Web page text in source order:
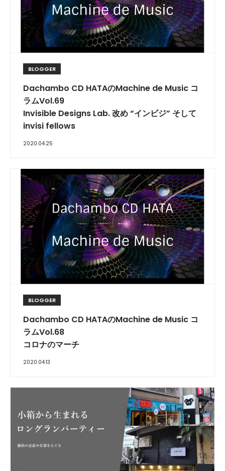
BLOGGER
Dachambo CD HATAのMachine de Music コ
ラムVol.69
Invisible Designs Lab. 改め “インビジ” そして
invisi fellows
2020.04.25
BLOGGER
Dachambo CD HATAのMachine de Music コ
ラムVol.68
コロナのマーチ
2020.04.13